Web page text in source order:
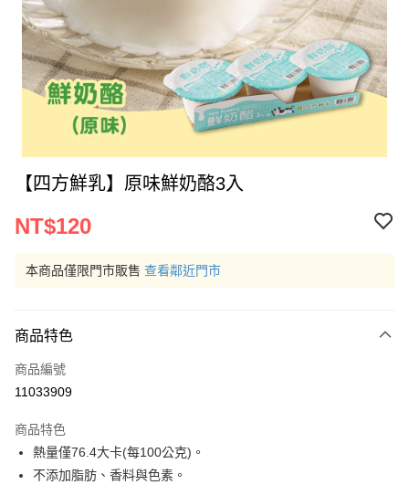
【四方鮮乳】原味鮮奶酪3入
NT$120
本商品僅限門市販售 查看鄰近門市
商品特色
商品編號
11033909
商品特色
熱量僅76.4大卡(每100公克)。
不添加脂肪、香料與色素。